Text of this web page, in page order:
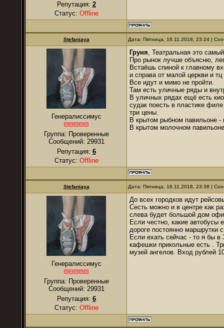
Репутация: 2
Статус: Offline
Stefaniaya Дата: Пятница, 16.11.2018, 23:24 |
Генералиссимус
Группа: Проверенные
Сообщений: 29931
Репутация: 6
Статус: Offline
Груня, Театральная это
Про рынок лучше объясню,
Встаёшь спиной к главному
и справа от малой церкви и
Все идут и мимо не пройти.
Там есть уличные ряды и
В уличных рядах ещё есть
судак поесть в пластике
три цены.
В крытом рыбном павильоне -
В крытом молочном
Stefaniaya Дата: Пятница, 16.11.2018, 23:38 |
Генералиссимус
Группа: Проверенные
Сообщений: 29931
Репутация: 6
Статус: Offline
До всех городков идут
Сесть можно и в центре как
слева будет большой дом
Если честно, какие
дороге постоянно маршрутки
Если ехать сейчас - то я бы
кафешки прикольные есть .
музей ангелов. Вход рублей